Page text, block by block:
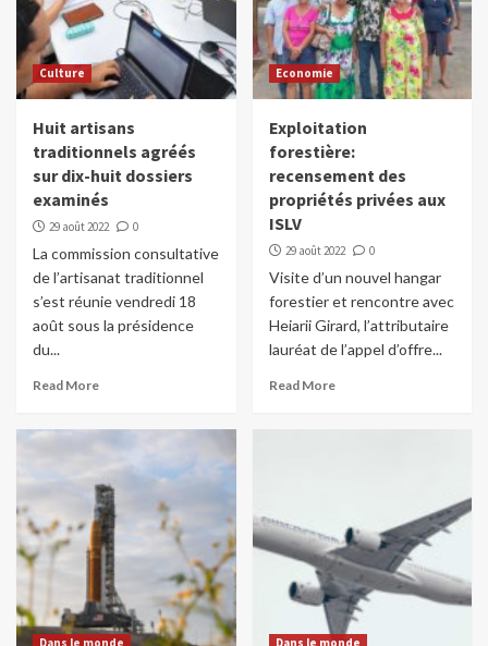
Culture
Huit artisans
traditionnels agréés
sur dix-huit dossiers
examinés
29 août 2022 0
La commission consultative
de l’artisanat traditionnel
s’est réunie vendredi 18
août sous la présidence
du...
Read More
Economie
Exploitation
forestière:
recensement des
propriétés privées aux
ISLV
29 août 2022 0
Visite d’un nouvel hangar
forestier et rencontre avec
Heiarii Girard, l’attributaire
lauréat de l’appel d’offre...
Read More
Dans le monde Dans le monde